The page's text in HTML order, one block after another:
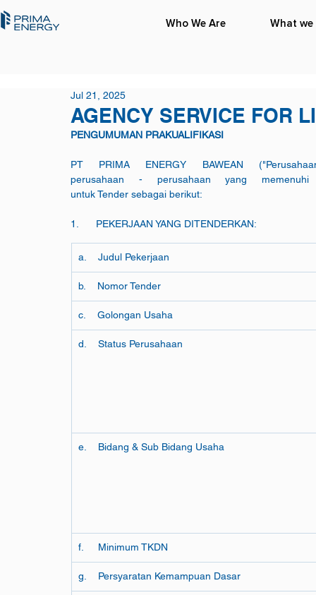
Who We Are What we
AGENCY SERVICE FOR
Jul 21, 2025
PENGUMUMAN PRAKUALIFIKASI
PT PRIMA ENERGY BAWEAN
perusahaan - perusahaan yang
untuk Tender sebagai berikut:
1.      PEKERJAAN YANG DITENDERKAN:
a.    Judul Pekerjaan
b.    Nomor Tender
c.    Golongan Usaha
d.    Status Perusahaan
e.    Bidang & Sub Bidang Usaha
f.     Minimum TKDN
g.    Persyaratan Kemampuan Dasar